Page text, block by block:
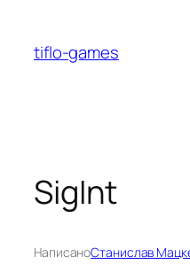
содержимому
tiflo-games
SigInt
НаписаноСтанислав